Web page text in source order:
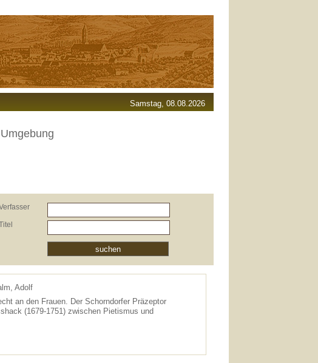
Samstag, 08.08.2026
Adolf
an den Frauen. Der Schorndorfer Präzeptor
(1679-1751) zwischen Pietismus und